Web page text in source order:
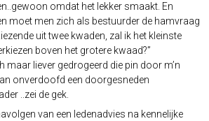
omdat het lekker smaakt. En
moet men zich als bestuurder de hamvraag
uit twee kwaden, zal ik het kleinste
boven het grotere kwaad?”
maar liever gedrogeerd die pin door m’n
onverdoofd een doorgesneden
..zei de gek.
van een ledenadvies na kennelijke